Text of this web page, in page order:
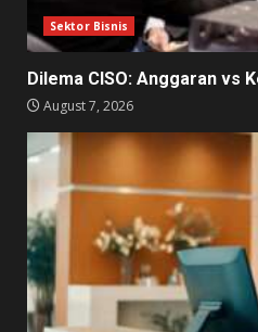
Sektor Bisnis
Dilema CISO: Anggaran vs
August 7, 2026